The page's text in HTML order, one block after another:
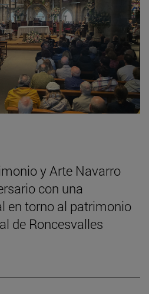
y Arte Navarro
con una
en torno al patrimonio
de Roncesvalles